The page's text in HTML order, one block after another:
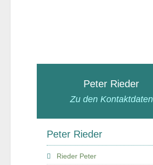
Peter Rieder
Zu den Kontaktdaten
Peter Rieder
Rieder Peter